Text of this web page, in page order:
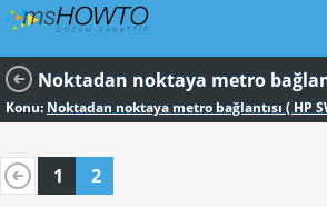
Noktadan noktaya metro
Konu: Noktadan noktaya metro bağlantısı ( HP
1 2